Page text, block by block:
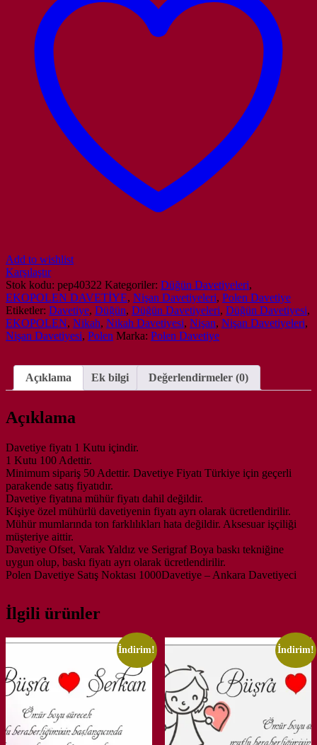
Davetiye
Add to wishlist
Karşılaştır
Stok kodu: pep40322 Kategoriler: Düğün Davetiyeleri,
EKOPOLEN DAVETİYE, Nişan Davetiyeleri, Polen Davetiye
Etiketler: Davetiye, Düğün, Düğün Davetiyeleri, Düğün Davetiyesi,
EKOPOLEN, Nikah, Nikah Davetiyesi, Nişan, Nişan Davetiyeleri,
Nişan Davetiyesi, Polen Marka: Polen Davetiye
Açıklama Ek bilgi Değerlendirmeler (0)
Açıklama
Davetiye fiyatı 1 Kutu içindir.
1 Kutu 100 Adettir.
Minimum sipariş 50 Adettir. Davetiye Fiyatı Türkiye için geçerli
parakende satış fiyatıdır.
Davetiye fiyatına mühür fiyatı dahil değildir.
Kişiye özel mühürlü davetiyenin fiyatı ayrı olarak ücretlendirilir.
Mühür mumlarında ton farklılıkları hata değildir. Aksesuar işçiliği
müşteriye aittir.
Davetiye Ofset, Varak Yaldız ve Serigraf Boya baskı tekniğine
uygun olup, baskı fiyatı ayrı olarak ücretlendirilir.
Polen Davetiye Satış Noktası 1000Davetiye – Ankara Davetiyeci
İlgili ürünler
İndirim! İndirim!